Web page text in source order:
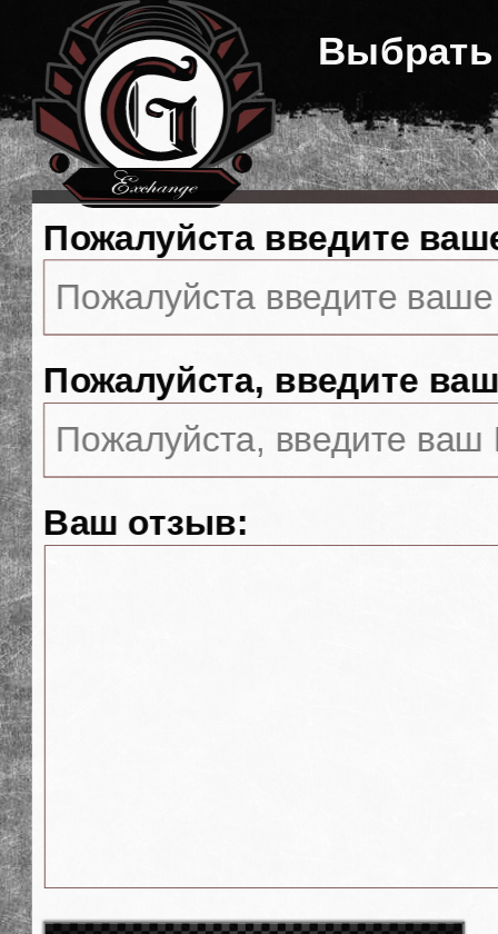
Пожалуйста введите
Пожалуйста, введите
Ваш отзыв: